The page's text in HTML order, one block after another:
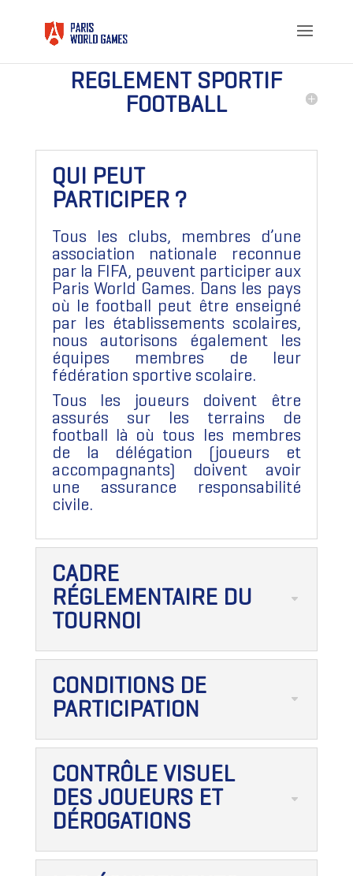
REGLEMENT SPORTIF
FOOTBALL
QUI PEUT
PARTICIPER ?
Tous les clubs, membres d’une
association nationale reconnue
par la FIFA, peuvent participer aux
Paris World Games. Dans les pays
où le football peut être enseigné
par les établissements scolaires,
nous autorisons également les
équipes membres de leur
fédération sportive scolaire.
Tous les joueurs doivent être
assurés sur les terrains de
football là où tous les membres
de la délégation (joueurs et
accompagnants) doivent avoir
une assurance responsabilité
civile.
CADRE
RÉGLEMENTAIRE DU
TOURNOI
CONDITIONS DE
PARTICIPATION
CONTRÔLE VISUEL
DES JOUEURS ET
DÉROGATIONS